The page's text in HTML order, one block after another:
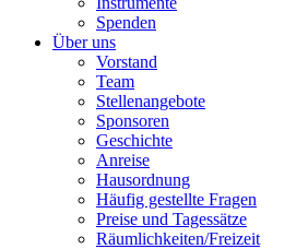
Spenden
Über uns
Vorstand
Team
Stellenangebote
Sponsoren
Geschichte
Anreise
Hausordnung
Häufig gestellte Fragen
Preise und Tagessätze
Räumlichkeiten/Freizeit